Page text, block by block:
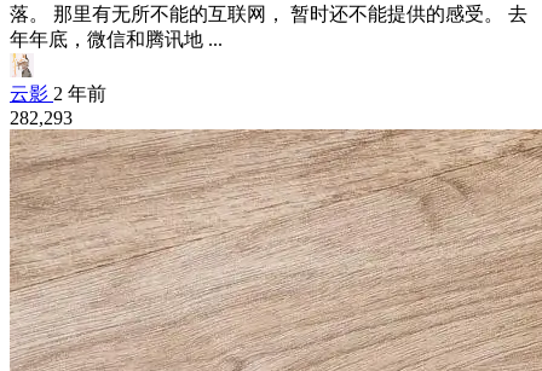
落。 那里有无所不能的互联网， 暂时还不能提供的感受。 去
年年底，微信和腾讯地 ...
云影 2 年前
282,293